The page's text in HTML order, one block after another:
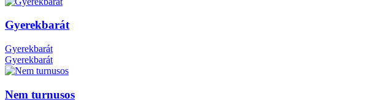
Gyerekbarát
Gyerekbarát
Gyerekbarát
Nem turnusos